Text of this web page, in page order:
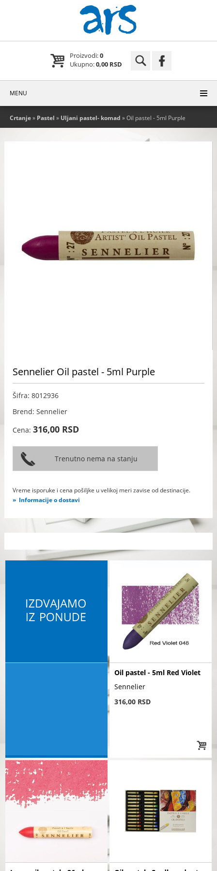
Proizvodi:0
Ukupno:0,00 RSD
MENU
Crtanje» Pastel » Uljani pastel- komad » Oil pastel - 5ml Purple
Sennelier Oil pastel - 5ml Purple
Šifra: 8012936
Brend: Sennelier
Cena:316,00 RSD
Vreme isporuke i cena pošiljke u velikoj meri zavise od destinacije.
Informacije o dostavi
Oil pastel - 5ml Red Violet
Sennelier
316,00 RSD